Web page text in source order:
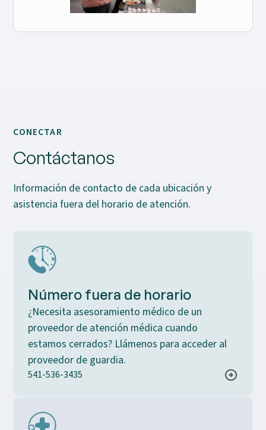
CONECTAR
Contáctanos
Información de contacto de cada ubicación y
asistencia fuera del horario de atención.
Número fuera de horario
¿Necesita asesoramiento médico de un
proveedor de atención médica cuando
estamos cerrados? Llámenos para acceder al
proveedor de guardia.
541-536-3435